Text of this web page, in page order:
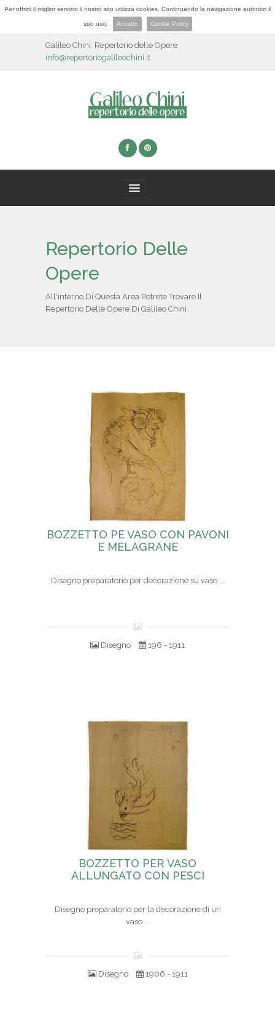
Per offrirti il miglior servizio il nostro sito utilizza cookies. Continuando la navigazione autorizzi il
suo uso. Accetto Cookie Policy
Galileo Chini: Repertorio delle Opere.
info@repertoriogalileochini.it
BIOGRAFIA
IL REPERTORIO
COLLABORATORI
PARTNER
Repertorio Delle
Opere
All'interno Di Questa Area Potrete Trovare Il
Repertorio Delle Opere Di Galileo Chini.
BOZZETTO PE VASO CON PAVONI
E MELAGRANE
Disegno preparatorio per decorazione su vaso ...
Disegno 196 - 1911
BOZZETTO PER VASO
ALLUNGATO CON PESCI
Disegno preparatorio per la decorazione di un
vaso ...
Disegno 1906 - 1911